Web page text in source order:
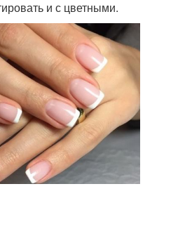
и с цветными.